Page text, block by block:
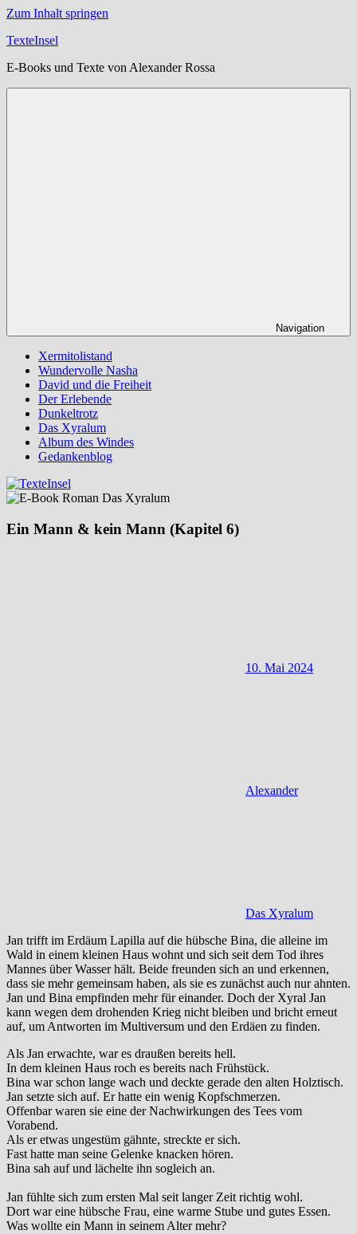
Zum Inhalt springen
TexteInsel
E-Books und Texte von Alexander Rossa
Navigation
Xermitolistand
Wundervolle Nasha
David und die Freiheit
Der Erlebende
Dunkeltrotz
Das Xyralum
Album des Windes
Gedankenblog
Ein Mann & kein Mann (Kapitel 6)
10. Mai 2024
Alexander
Das Xyralum
Jan trifft im Erdäum Lapilla auf die hübsche Bina, die alleine im
Wald in einem kleinen Haus wohnt und sich seit dem Tod ihres
Mannes über Wasser hält. Beide freunden sich an und erkennen,
dass sie mehr gemeinsam haben, als sie es zunächst auch nur ahnten.
Jan und Bina empfinden mehr für einander. Doch der Xyral Jan
kann wegen dem drohenden Krieg nicht bleiben und bricht erneut
auf, um Antworten im Multiversum und den Erdäen zu finden.
Als Jan erwachte, war es draußen bereits hell.
In dem kleinen Haus roch es bereits nach Frühstück.
Bina war schon lange wach und deckte gerade den alten Holztisch.
Jan setzte sich auf. Er hatte ein wenig Kopfschmerzen.
Offenbar waren sie eine der Nachwirkungen des Tees vom
Vorabend.
Als er etwas ungestüm gähnte, streckte er sich.
Fast hatte man seine Gelenke knacken hören.
Bina sah auf und lächelte ihn sogleich an.
Jan fühlte sich zum ersten Mal seit langer Zeit richtig wohl.
Dort war eine hübsche Frau, eine warme Stube und gutes Essen.
Was wollte ein Mann in seinem Alter mehr?